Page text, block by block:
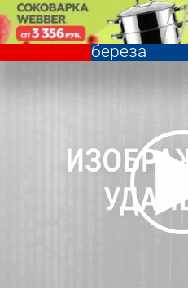
У забора
береза
Из жизни
У забора
Другие
по теме
Погода
валют в